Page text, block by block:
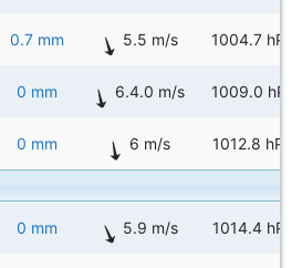
0.7 mm 5.5 m/s 1004.7 hPa
0 mm 6.4.0 m/s 1009.0 hPa
0 mm 6 m/s 1012.8 hPa
0 mm 5.9 m/s 1014.4 hPa